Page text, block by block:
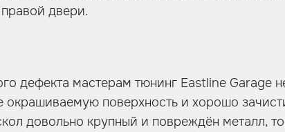
двери.
дефекта мастерам тюнинг Eastline Garage
окрашиваемую поверхность и хорошо
довольно крупный и повреждён металл,